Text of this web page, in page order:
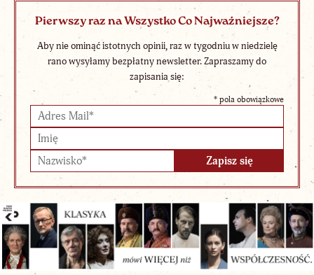
Pierwszy raz na Wszystko Co Najważniejsze?
Aby nie ominąć istotnych opinii, raz w tygodniu w niedzielę
rano wysyłamy bezpłatny newsletter. Zapraszamy do
zapisania się:
* pola obowiązkowe